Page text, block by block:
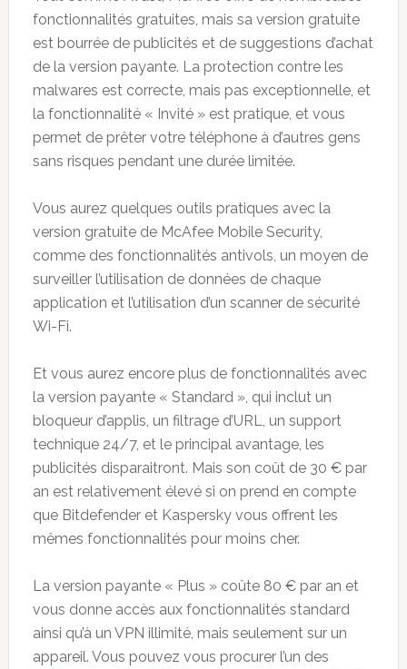
fonctionnalités gratuites, mais sa version gratuite
est bourrée de publicités et de suggestions d’achat
de la version payante. La protection contre les
malwares est correcte, mais pas exceptionnelle, et
la fonctionnalité « Invité » est pratique, et vous
permet de prêter votre téléphone à d’autres gens
sans risques pendant une durée limitée.
Vous aurez quelques outils pratiques avec la
version gratuite de McAfee Mobile Security,
comme des fonctionnalités antivols, un moyen de
surveiller l’utilisation de données de chaque
application et l’utilisation d’un scanner de sécurité
Wi-Fi.
Et vous aurez encore plus de fonctionnalités avec
la version payante « Standard », qui inclut un
bloqueur d’applis, un filtrage d’URL, un support
technique 24/7, et le principal avantage, les
publicités disparaitront. Mais son coût de 30 € par
an est relativement élevé si on prend en compte
que Bitdefender et Kaspersky vous offrent les
mêmes fonctionnalités pour moins cher.
La version payante « Plus » coûte 80 € par an et
vous donne accès aux fonctionnalités standard
ainsi qu’à un VPN illimité, mais seulement sur un
appareil. Vous pouvez vous procurer l’un des